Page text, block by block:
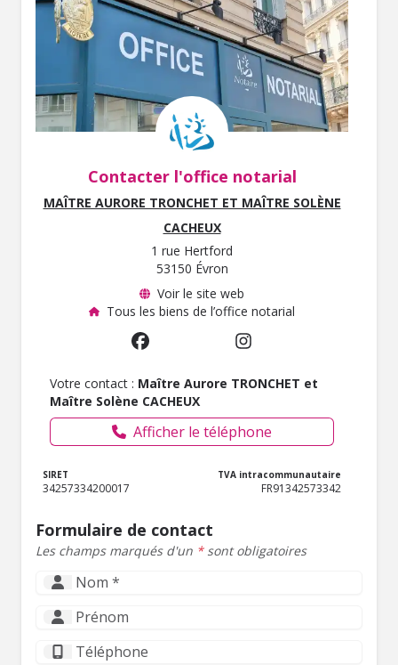
Contacter l'office notarial
MAÎTRE AURORE TRONCHET ET MAÎTRE SOLÈNE
CACHEUX
1 rue Hertford
53150 Évron
Voir le site web
Tous les biens de l’office notarial
Votre contact : Maître Aurore TRONCHET et
Maître Solène CACHEUX
Afficher le téléphone
SIRET
34257334200017
TVA intracommunautaire
FR91342573342
Formulaire de contact
Les champs marqués d'un *sont obligatoires